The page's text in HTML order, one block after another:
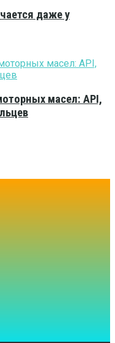
даже у
масел: API,